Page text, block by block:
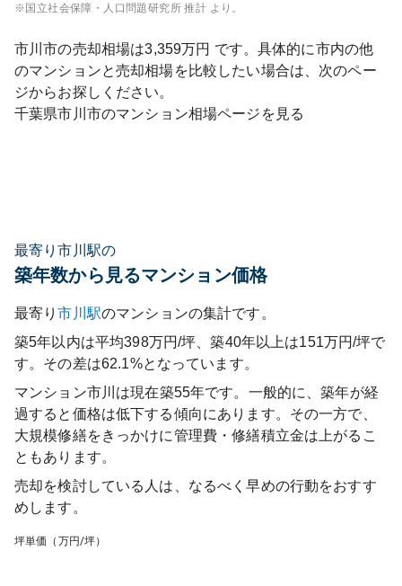
※国立社会保障・人口問題研究所 推計 より。
市川市の売却相場は3,359万円 です。具体的に市内の他
のマンションと売却相場を比較したい場合は、次のペー
ジからお探しください。
千葉県市川市のマンション相場ページを見る
最寄り市川駅の
築年数から見るマンション価格
最寄り市川 駅のマンションの集計です。
築5年以内は平均398万円/坪、築40年以上は151万円/坪で
す。その差は62.1%となっています。
マンション市川 は現在築55年です。一般的に、築年が経
過すると価格は低下する傾向にあります。その一方で、
大規模修繕をきっかけに管理費・修繕積立金は上がるこ
ともあります。
売却を検討している人は、なるべく早めの行動をおすす
めします。
坪単価（万円/坪）